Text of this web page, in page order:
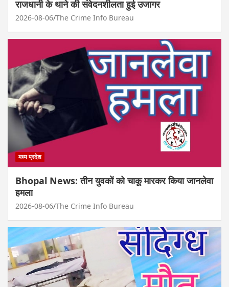
राजधानी के थाने की संवेदनशीलता हुई उजागर
2026-08-06 The Crime Info Bureau
मध्य प्रदेश
Bhopal News: तीन युवकों को चाकू मारकर किया जानलेवा
हमला
2026-08-06 The Crime Info Bureau